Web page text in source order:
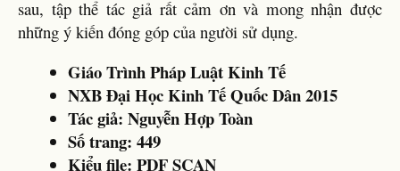
sau, tập thể tác giả rất cảm ơn và mong nhận được
những ý kiến đóng góp của người sử dụng.
Giáo Trình Pháp Luật Kinh Tế
NXB Đại Học Kinh Tế Quốc Dân 2015
Tác giả: Nguyễn Hợp Toàn
Số trang: 449
Kiểu file: PDF SCAN